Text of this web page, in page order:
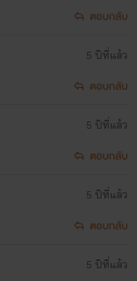
ตอบกลับ
5 ปีที่แล้ว
ตอบกลับ
5 ปีที่แล้ว
ตอบกลับ
5 ปีที่แล้ว
ตอบกลับ
5 ปีที่แล้ว